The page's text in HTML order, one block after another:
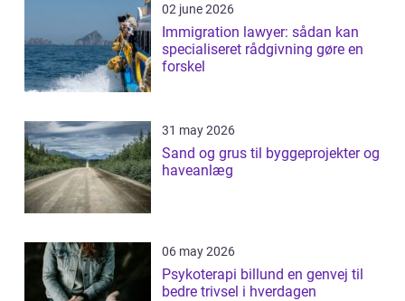
02 june 2026
Immigration lawyer: sådan kan
specialiseret rådgivning gøre en
forskel
31 may 2026
Sand og grus til byggeprojekter og
haveanlæg
06 may 2026
Psykoterapi billund en genvej til
bedre trivsel i hverdagen